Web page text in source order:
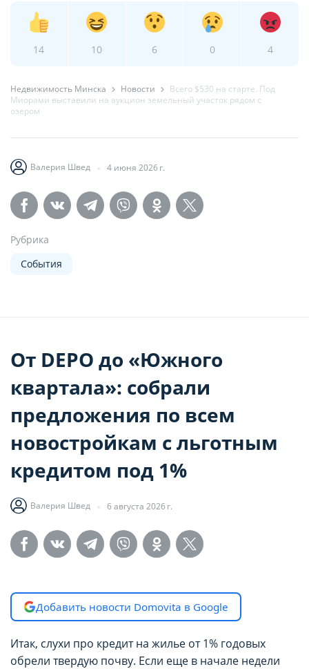
14 10 6 0 4
Недвижимость Минска Новости
Всего $530 на старте. Под
Миорами выставили на аукцион земельный участок рядом с
озером
Валерия Швед 4 июня 2026 г.
Рубрика
События
От DEPO до «Южного
квартала»: собрали
предложения по всем
новостройкам с льготным
кредитом под 1%
Валерия Швед 6 августа 2026 г.
Добавить новости Domovita в Google
Итак, слухи про кредит на жилье от 1% годовых
обрели твердую почву. Если еще в начале недели